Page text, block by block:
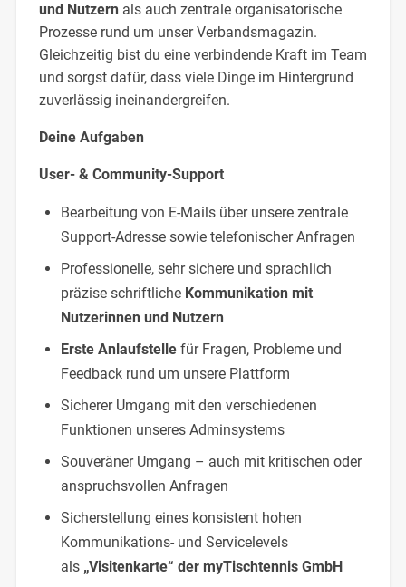
und Nutzernals auch zentrale organisatorische
Prozesse rund um unser Verbandsmagazin.
Gleichzeitig bist du eine verbindende Kraft im Team
und sorgst dafür, dass viele Dinge im Hintergrund
zuverlässig ineinandergreifen.
Deine Aufgaben
User- & Community-Support
Bearbeitung von E-Mails über unsere zentrale
Support-Adresse sowie telefonischer Anfragen
Professionelle, sehr sichere und sprachlich
präzise schriftliche Kommunikation mit
Nutzerinnen und Nutzern
Erste Anlaufstellefür Fragen, Probleme und
Feedback rund um unsere Plattform
Sicherer Umgang mit den verschiedenen
Funktionen unseres Adminsystems
Souveräner Umgang – auch mit kritischen oder
anspruchsvollen Anfragen
Sicherstellung eines konsistent hohen
Kommunikations- und Servicelevels
als „Visitenkarte“ der myTischtennis GmbH